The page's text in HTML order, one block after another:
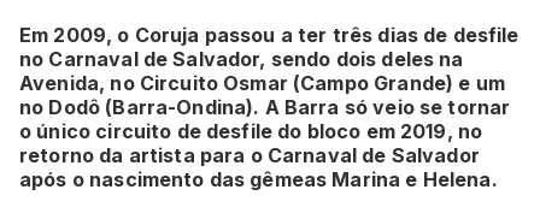
Em 2009, o Coruja passou a ter três dias de desfile
no Carnaval de Salvador, sendo dois deles na
Avenida, no Circuito Osmar (Campo Grande) e um
no Dodô (Barra-Ondina). A Barra só veio se tornar
o único circuito de desfile do bloco em 2019, no
retorno da artista para o Carnaval de Salvador
após o nascimento das gêmeas Marina e Helena.